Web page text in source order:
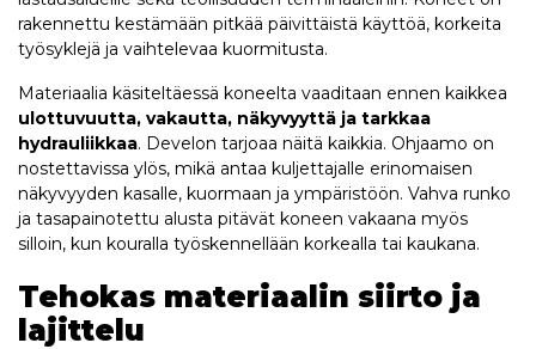
rakennettu kestämään pitkää päivittäistä käyttöä, korkeita
työsyklejä ja vaihtelevaa kuormitusta.
Materiaalia käsiteltäessä koneelta vaaditaan ennen kaikkea
ulottuvuutta, vakautta, näkyvyyttä ja tarkkaa
hydrauliikkaa. Develon tarjoaa näitä kaikkia. Ohjaamo on
nostettavissa ylös, mikä antaa kuljettajalle erinomaisen
näkyvyyden kasalle, kuormaan ja ympäristöön. Vahva runko
ja tasapainotettu alusta pitävät koneen vakaana myös
silloin, kun kouralla työskennellään korkealla tai kaukana.
Tehokas materiaalin siirto ja
lajittelu